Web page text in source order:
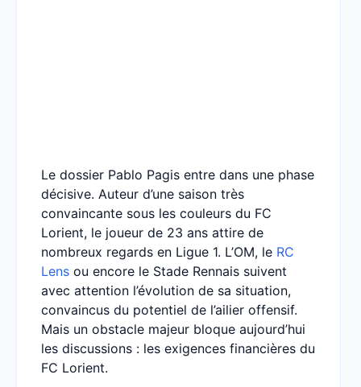
Le dossier Pablo Pagis entre dans une phase
décisive. Auteur d’une saison très
convaincante sous les couleurs du FC
Lorient, le joueur de 23 ans attire de
nombreux regards en Ligue 1. L’OM, le RC
Lens ou encore le Stade Rennais suivent
avec attention l’évolution de sa situation,
convaincus du potentiel de l’ailier offensif.
Mais un obstacle majeur bloque aujourd’hui
les discussions : les exigences financières du
FC Lorient.